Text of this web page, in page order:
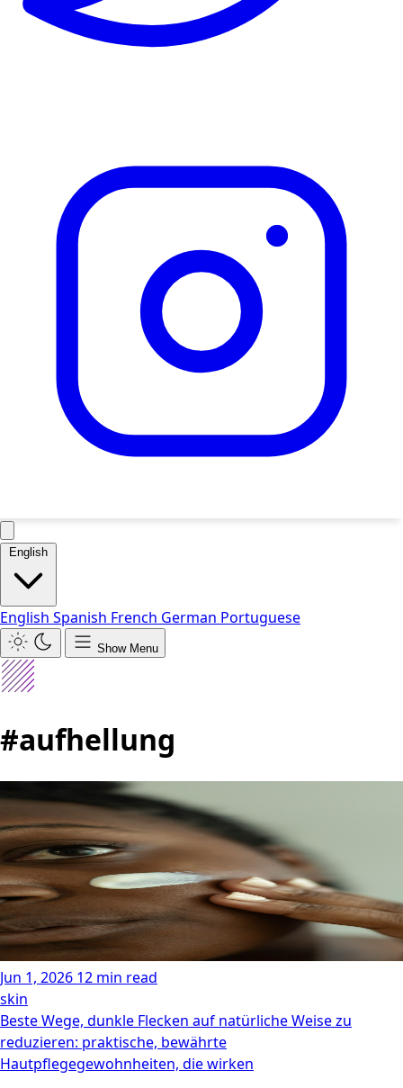
English
English Spanish French German Portuguese
Show Menu
#aufhellung
Jun 1, 2026 12 min read
skin
Beste Wege, dunkle Flecken auf natürliche Weise zu
reduzieren: praktische, bewährte
Hautpflegegewohnheiten, die wirken